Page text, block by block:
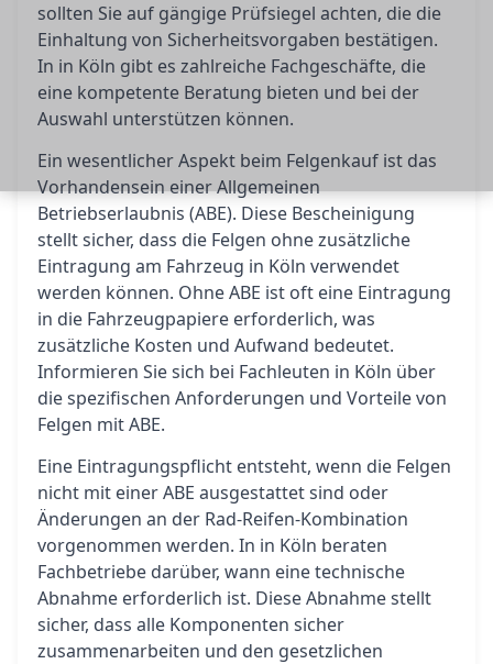
sollten Sie auf gängige Prüfsiegel achten, die die
Einhaltung von Sicherheitsvorgaben bestätigen.
In in Köln gibt es zahlreiche Fachgeschäfte, die
eine kompetente Beratung bieten und bei der
Auswahl unterstützen können.
Ein wesentlicher Aspekt beim Felgenkauf ist das
Vorhandensein einer Allgemeinen
Betriebserlaubnis (ABE). Diese Bescheinigung
stellt sicher, dass die Felgen ohne zusätzliche
Eintragung am Fahrzeug in Köln verwendet
werden können. Ohne ABE ist oft eine Eintragung
in die Fahrzeugpapiere erforderlich, was
zusätzliche Kosten und Aufwand bedeutet.
Informieren Sie sich bei Fachleuten in Köln über
die spezifischen Anforderungen und Vorteile von
Felgen mit ABE.
Eine Eintragungspflicht entsteht, wenn die Felgen
nicht mit einer ABE ausgestattet sind oder
Änderungen an der Rad-Reifen-Kombination
vorgenommen werden. In in Köln beraten
Fachbetriebe darüber, wann eine technische
Abnahme erforderlich ist. Diese Abnahme stellt
sicher, dass alle Komponenten sicher
zusammenarbeiten und den gesetzlichen